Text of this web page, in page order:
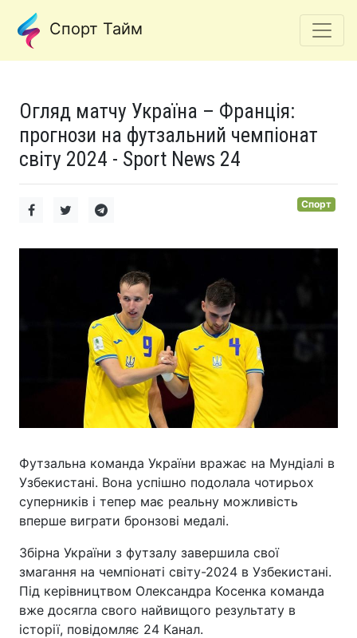
Спорт Тайм
Огляд матчу Україна – Франція:
прогнози на футзальний чемпіонат
світу 2024 - Sport News 24
Спорт
Футзальна команда України вражає на Мундіалі в
Узбекистані. Вона успішно подолала чотирьох
суперників і тепер має реальну можливість
вперше виграти бронзові медалі.
Збірна України з футзалу завершила свої
змагання на чемпіонаті світу-2024 в Узбекистані.
Під керівництвом Олександра Косенка команда
вже досягла свого найвищого результату в
історії, повідомляє 24 Канал.